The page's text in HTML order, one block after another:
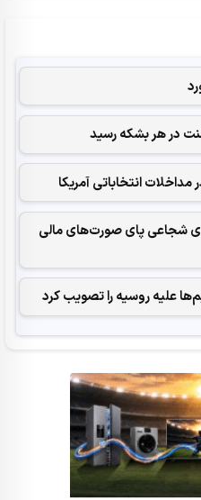
مداخلات انتخاباتی آمریکا
شجاعی پای صورت‌های مالی
علیه روسیه را تصویب کرد